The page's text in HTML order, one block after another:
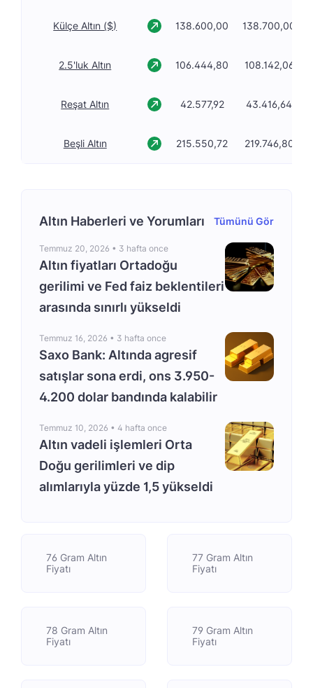
Külçe Altın ($) 138.600,00 138.700,00
2.5'luk Altın 106.444,80 108.142,06
Reşat Altın 42.577,92 43.416,64
Beşli Altın 215.550,72 219.746,80
Altın Haberleri ve Yorumları Tümünü Gör
Temmuz 20, 2026 • 3 hafta once
Altın fiyatları Ortadoğu
gerilimi ve Fed faiz beklentileri
arasında sınırlı yükseldi
Temmuz 16, 2026 • 3 hafta once
Saxo Bank: Altında agresif
satışlar sona erdi, ons 3.950-
4.200 dolar bandında kalabilir
Temmuz 10, 2026 • 4 hafta once
Altın vadeli işlemleri Orta
Doğu gerilimleri ve dip
alımlarıyla yüzde 1,5 yükseldi
76 Gram Altın
Fiyatı
77 Gram Altın
Fiyatı
78 Gram Altın
Fiyatı
79 Gram Altın
Fiyatı